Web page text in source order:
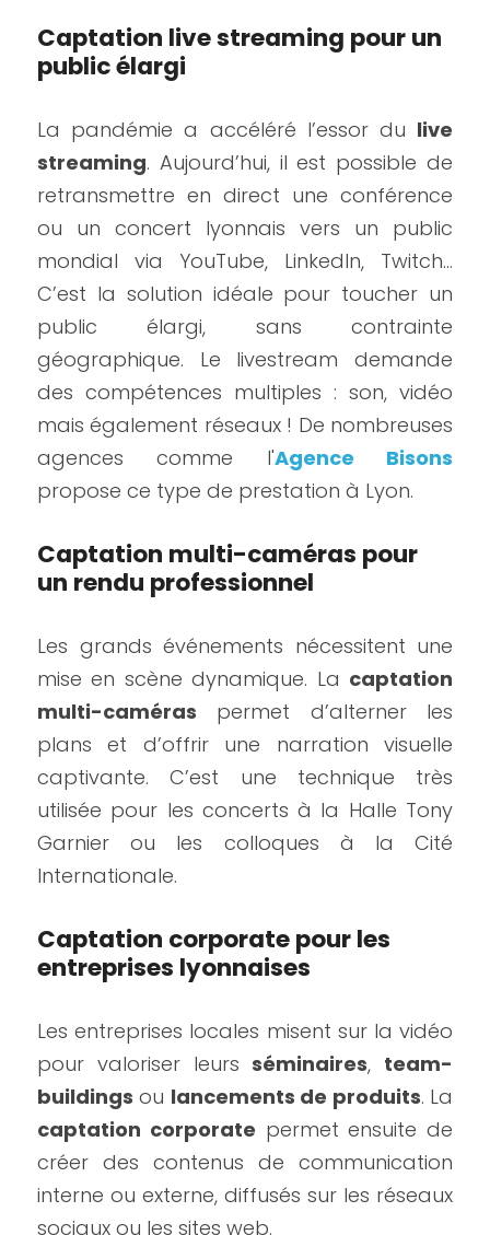
Captation live streaming pour un
public élargi
La pandémie a accéléré l’essor du live
streaming. Aujourd’hui, il est possible de
retransmettre en direct une conférence
ou un concert lyonnais vers un public
mondial via YouTube, LinkedIn, Twitch...
C’est la solution idéale pour toucher un
public élargi, sans contrainte
géographique. Le livestream demande
des compétences multiples : son, vidéo
mais également réseaux ! De nombreuses
agences comme l'Agence Bisons
propose ce type de prestation à Lyon.
Captation multi-caméras pour
un rendu professionnel
Les grands événements nécessitent une
mise en scène dynamique. La captation
multi-caméras permet d’alterner les
plans et d’offrir une narration visuelle
captivante. C’est une technique très
utilisée pour les concerts à la Halle Tony
Garnier ou les colloques à la Cité
Internationale.
Captation corporate pour les
entreprises lyonnaises
Les entreprises locales misent sur la vidéo
pour valoriser leurs séminaires, team-
buildings ou lancements de produits
captation corporate permet ensuite de
créer des contenus de communication
interne ou externe, diffusés sur les réseaux
sociaux ou les sites web.